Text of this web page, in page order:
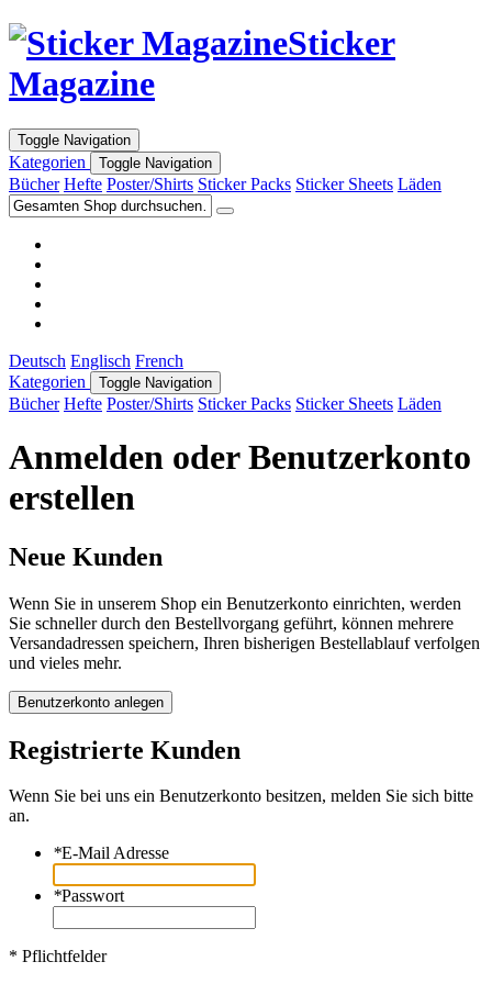
Sticker
Magazine
Toggle Navigation
Kategorien Toggle Navigation
Bücher Hefte Poster/Shirts Sticker Packs Sticker Sheets Läden
Deutsch Englisch French
Kategorien
Toggle Navigation
Bücher Hefte Poster/Shirts Sticker Packs Sticker Sheets Läden
Anmelden oder Benutzerkonto
erstellen
Neue Kunden
Wenn Sie in unserem Shop ein Benutzerkonto einrichten, werden
Sie schneller durch den Bestellvorgang geführt, können mehrere
Versandadressen speichern, Ihren bisherigen Bestellablauf verfolgen
und vieles mehr.
Benutzerkonto anlegen
Registrierte Kunden
Wenn Sie bei uns ein Benutzerkonto besitzen, melden Sie sich bitte
an.
*E-Mail Adresse
*Passwort
* Pflichtfelder